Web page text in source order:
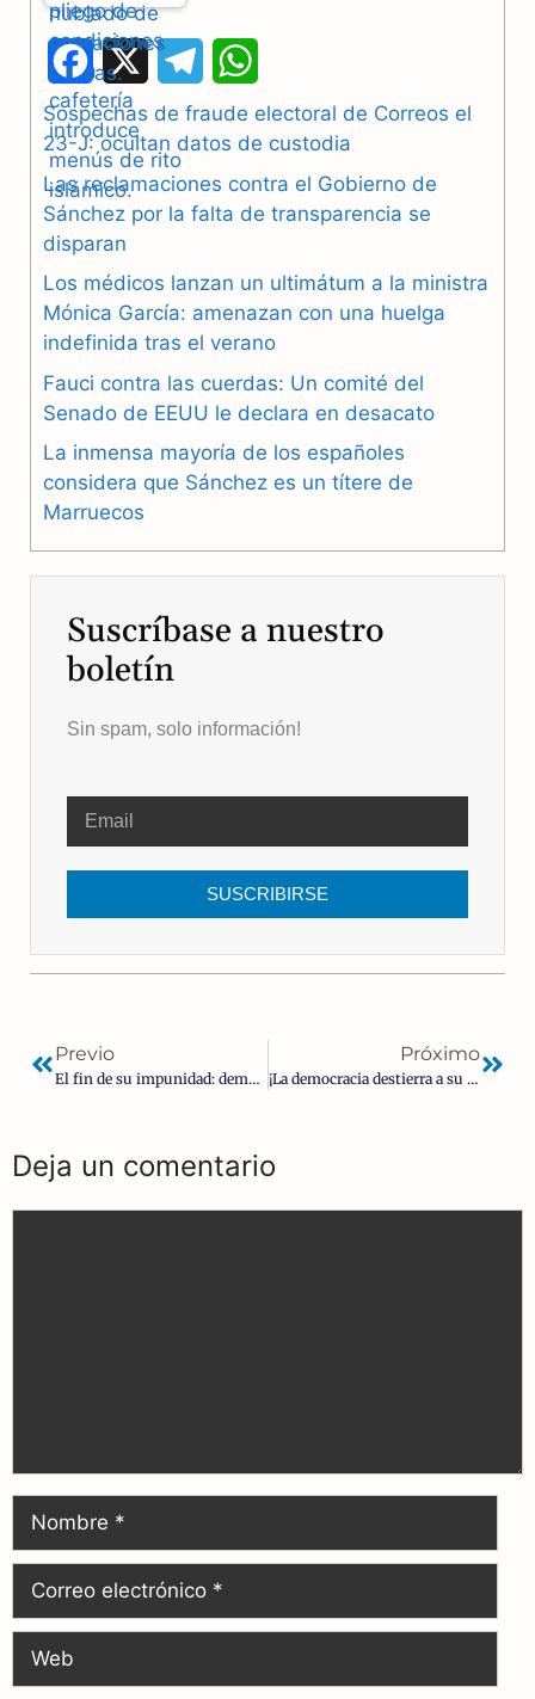
F
a
c
e
b
o
o
k
e
l
e
r
a
m
h
a
t
A
p
p
Sospechas de fraude electoral de Correos el
23-J: ocultan datos de custodia
Las reclamaciones contra el Gobierno de
Sánchez por la falta de transparencia se
disparan
Los médicos lanzan un ultimátum a la ministra
Mónica García: amenazan con una huelga
indefinida tras el verano
Fauci contra las cuerdas: Un comité del
Senado de EEUU le declara en desacato
La inmensa mayoría de los españoles
considera que Sánchez es un títere de
Marruecos
Suscríbase a nuestro
boletín
Sin spam, solo información!
SUSCRIBIRSE
Previo
El fin de su impunidad: demoledor informe europeo contra Pedro Sánchez
Próximo
¡La democracia destierra a su autor! | Pío Moa
Deja un comentario